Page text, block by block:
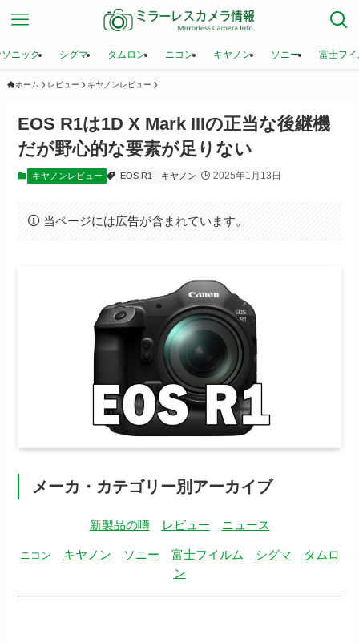
ニック シグマ タムロン ニコン キヤノン ソニー 富士フ
ホーム レビュー キヤノンレビュー
EOS R1は1D X Mark IIIの正当な後継機
だが野心的な要素が足りない
キヤノンレビュー EOS R1 キヤノン 2025年1月13日
当ページには広告が含まれています。
メーカ・カテゴリー別アーカイブ
新製品の噂 レビュー ニュース
ニコン キヤノン ソニー 富士フイルム シグマ
タムロ
ン